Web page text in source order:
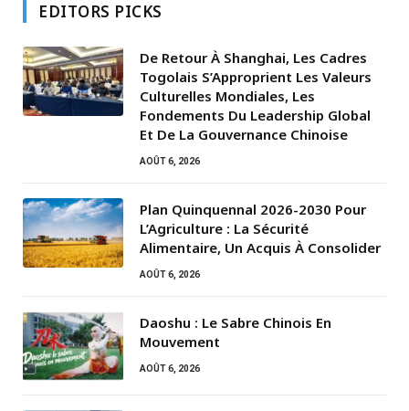
EDITORS PICKS
De Retour À Shanghai, Les Cadres
Togolais S’Approprient Les Valeurs
Culturelles Mondiales, Les
Fondements Du Leadership Global
Et De La Gouvernance Chinoise
AOÛT 6, 2026
Plan Quinquennal 2026-2030 Pour
L’Agriculture : La Sécurité
Alimentaire, Un Acquis À Consolider
AOÛT 6, 2026
Daoshu : Le Sabre Chinois En
Mouvement
AOÛT 6, 2026